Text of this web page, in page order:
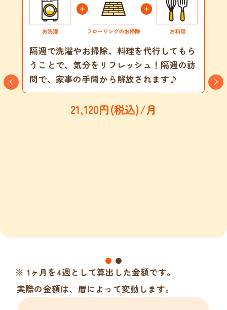
隔週で洗濯やお掃除、料理を代行してもら
うことで、気分をリフレッシュ！隔週の訪
問で、家事の手間から解放されます♪
21,120円(税込)/月
※ 1ヶ月を4週として算出した金額です。
実際の金額は、暦によって変動します。